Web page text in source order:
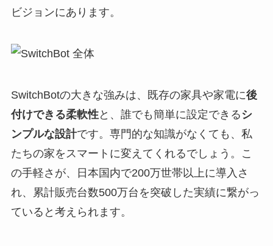
ビジョンにあります。
SwitchBotの大きな強みは、既存の家具や家電に後
付けできる柔軟性と、誰でも簡単に設定できる シ
ンプルな設計です。専門的な知識がなくても、私
たちの家をスマートに変えてくれるでしょう。こ
の手軽さが、日本国内で200万世帯以上に導入さ
れ、累計販売台数500万台を突破した実績に繋がっ
ていると考えられます。